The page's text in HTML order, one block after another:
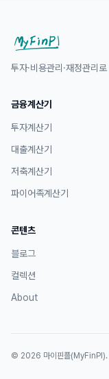
투자·비용관리·재정관리
금융계산기
투자계산기
대출계산기
저축계산기
파이어족계산기
콘텐츠
블로그
컬렉션
About
© 2026 마이핀플(MyFinPl)